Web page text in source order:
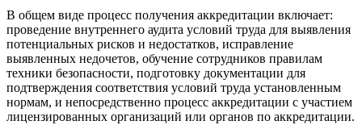
В общем виде процесс получения аккредитации включает:
проведение внутреннего аудита условий труда для выявления
потенциальных рисков и недостатков, исправление
выявленных недочетов, обучение сотрудников правилам
техники безопасности, подготовку документации для
подтверждения соответствия условий труда установленным
нормам, и непосредственно процесс аккредитации с участием
лицензированных организаций или органов по аккредитации.